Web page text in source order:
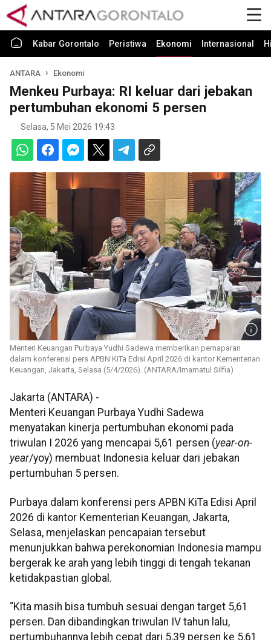
Kabar Gorontalo Peristiwa Ekonomi Internasional
ANTARA Ekonomi
Menkeu Purbaya: RI keluar dari jebakan
pertumbuhan ekonomi 5 persen
Selasa, 5 Mei 2026 19:43
Menteri Keuangan Purbaya Yudhi Sadewa memberikan pemaparan
dalam konferensi pers APBN KiTa Edisi April 2026 di kantor Kementerian
Keuangan, Jakarta, Selasa (5/4/2026). (ANTARA/Imamatul Silfia)
Jakarta (ANTARA) -
Menteri Keuangan Purbaya Yudhi Sadewa
menyatakan kinerja pertumbuhan ekonomi pada
triwulan I 2026 yang mencapai 5,61 persen (year-on-
year/yoy) membuat Indonesia keluar dari jebakan
pertumbuhan 5 persen.
Purbaya dalam konferensi pers APBN KiTa Edisi April
2026 di kantor Kementerian Keuangan, Jakarta,
Selasa, menjelaskan pencapaian tersebut
menunjukkan bahwa perekonomian Indonesia mampu
bergerak ke arah yang lebih tinggi di tengah tekanan
ketidakpastian global.
“Kita masih bisa tumbuh sesuai dengan target 5,61
persen. Dan dibandingkan triwulan IV tahun lalu,
pertumbuhannya lebih cepat dari 5,39 persen ke 5,61